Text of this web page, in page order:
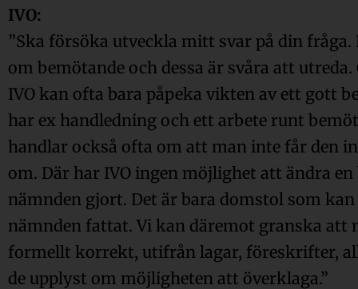
IVO:
”Ska försöka utveckla mitt svar på din
om bemötande och dessa är svåra att
IVO kan ofta bara påpeka vikten av ett gott
har ex handledning och ett arbete runt
handlar också ofta om att man inte får den
om. Där har IVO ingen möjlighet att ändra
nämnden gjort. Det är bara domstol som
nämnden fattat. Vi kan däremot granska att
formellt korrekt, utifrån lagar, föreskrifter,
de upplyst om möjligheten att överklaga.”